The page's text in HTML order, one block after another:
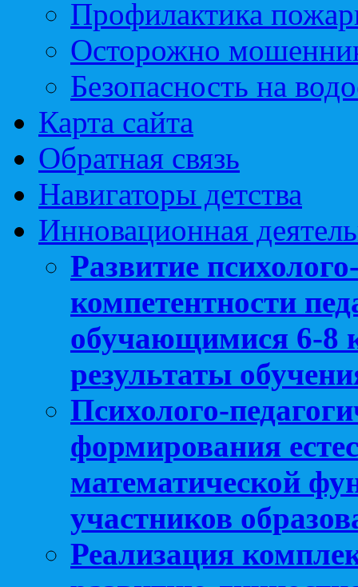
Профилактика
Осторожно
Безопасность на
Карта сайта
Обратная связь
Навигаторы детства
Инновационная
Развитие
компетентности
обучающимися 6-8
результаты
Психолого-
формирования
математической
участников
Реализация